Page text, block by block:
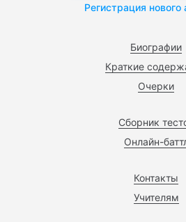
Биографии
Краткие
Очерки
Сборник
Онлайн-
Контакты
Учителям
Регистрация нового